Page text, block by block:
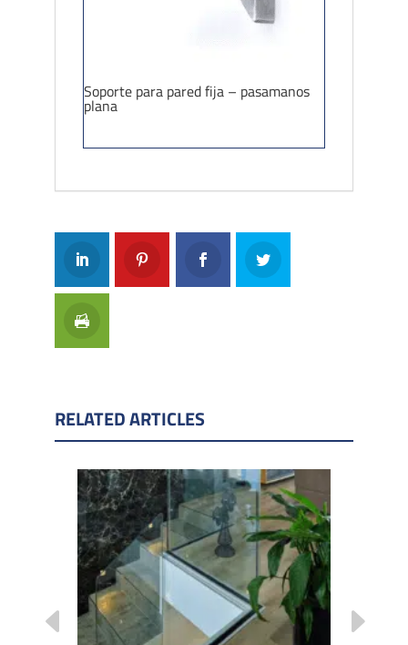
Soporte para pared fija – pasamanos
plana
RELATED ARTICLES
SIDE BAU